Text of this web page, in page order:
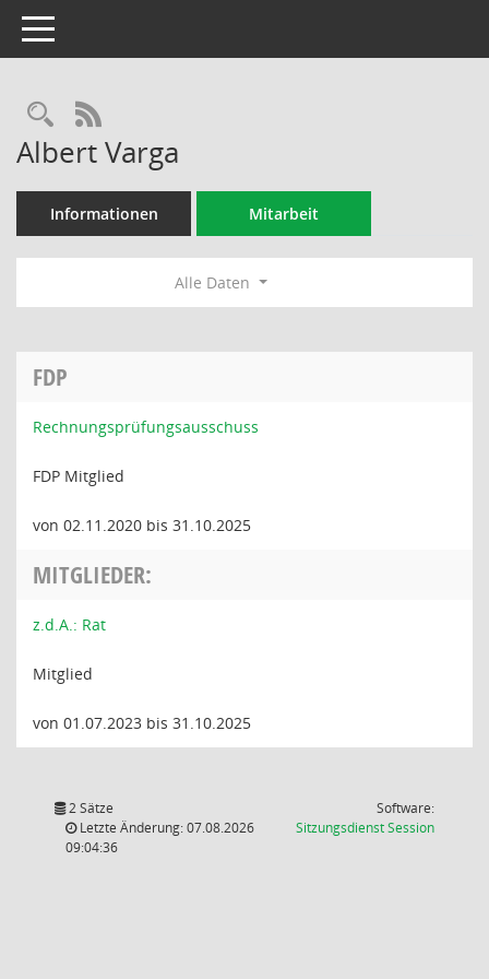
Toggle navigation
Rechercheauswahl
RSS-Feed
Albert Varga
Informationen Mitarbeit
Alle Daten
FDP
Rechnungsprüfungsausschuss
FDP Mitglied
von 02.11.2020 bis 31.10.2025
MITGLIEDER:
z.d.A.: Rat
Mitglied
von 01.07.2023 bis 31.10.2025
2 Sätze
Letzte Änderung: 07.08.2026
09:04:36
Software:
SitzungsdienstSession(Wird in